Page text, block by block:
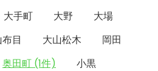
大手町 大野
大場
目 大山松木
岡田
奥田町 (1件)
小黒